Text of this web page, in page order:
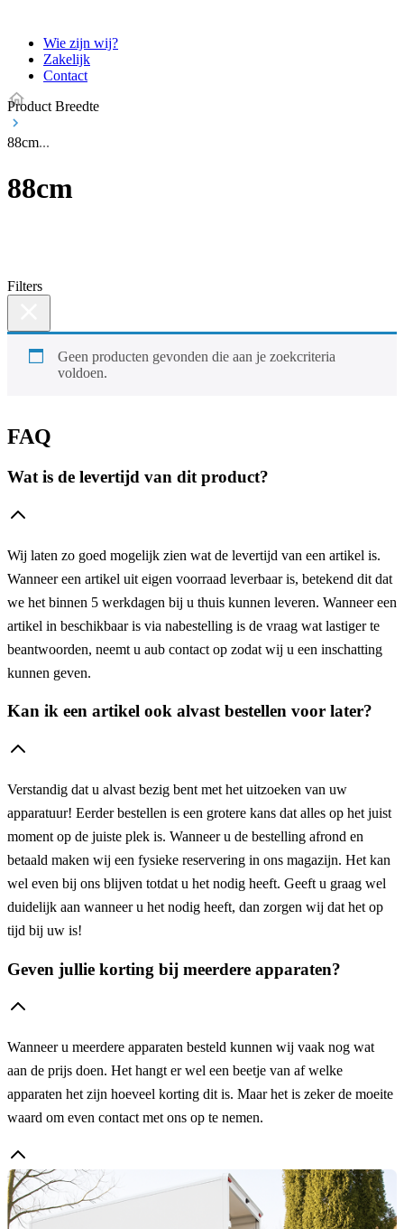
Wie zijn wij?
Zakelijk
Contact
Product Breedte
88cm
88cm
Filters
Geen producten gevonden die aan je zoekcriteria
voldoen.
FAQ
Wat is de levertijd van dit product?
Wij laten zo goed mogelijk zien wat de levertijd van een artikel is.
Wanneer een artikel uit eigen voorraad leverbaar is, betekend dit dat
we het binnen 5 werkdagen bij u thuis kunnen leveren. Wanneer een
artikel in beschikbaar is via nabestelling is de vraag wat lastiger te
beantwoorden, neemt u aub contact op zodat wij u een inschatting
kunnen geven.
Kan ik een artikel ook alvast bestellen voor later?
Verstandig dat u alvast bezig bent met het uitzoeken van uw
apparatuur! Eerder bestellen is een grotere kans dat alles op het juist
moment op de juiste plek is. Wanneer u de bestelling afrond en
betaald maken wij een fysieke reservering in ons magazijn. Het kan
wel even bij ons blijven totdat u het nodig heeft. Geeft u graag wel
duidelijk aan wanneer u het nodig heeft, dan zorgen wij dat het op
tijd bij uw is!
Geven jullie korting bij meerdere apparaten?
Wanneer u meerdere apparaten besteld kunnen wij vaak nog wat
aan de prijs doen. Het hangt er wel een beetje van af welke
apparaten het zijn hoeveel korting dit is. Maar het is zeker de moeite
waard om even contact met ons op te nemen.